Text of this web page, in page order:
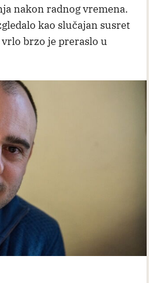
nakon radnog vremena.
kao slučajan susret
brzo je preraslo u